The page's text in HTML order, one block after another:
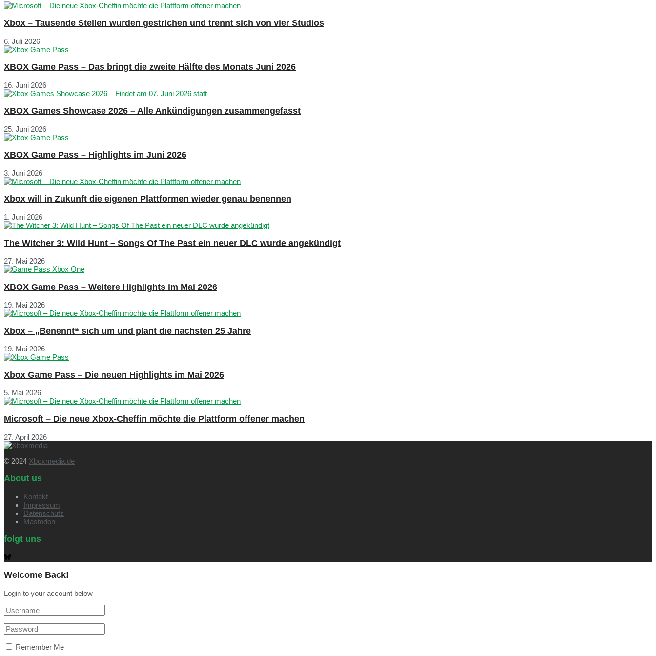
Xbox – Tausende Stellen wurden gestrichen und trennt sich von vier Studios
6. Juli 2026
XBOX Game Pass – Das bringt die zweite Hälfte des Monats Juni 2026
16. Juni 2026
XBOX Games Showcase 2026 – Alle Ankündigungen zusammengefasst
25. Juni 2026
XBOX Game Pass – Highlights im Juni 2026
3. Juni 2026
Xbox will in Zukunft die eigenen Plattformen wieder genau benennen
1. Juni 2026
The Witcher 3: Wild Hunt – Songs Of The Past ein neuer DLC wurde angekündigt
27. Mai 2026
XBOX Game Pass – Weitere Highlights im Mai 2026
19. Mai 2026
Xbox – „Benennt“ sich um und plant die nächsten 25 Jahre
19. Mai 2026
Xbox Game Pass – Die neuen Highlights im Mai 2026
5. Mai 2026
Microsoft – Die neue Xbox-Cheffin möchte die Plattform offener machen
27. April 2026
© 2024 Xboxmedia.de
About us
Kontakt
Impressum
Datenschutz
Mastodon
folgt uns
Welcome Back!
Login to your account below
Remember Me